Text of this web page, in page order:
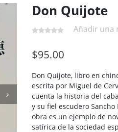
Don Quijote
Añadir una
$95.00
Don Quijote, libro en
escrita por Miguel de
cuenta la historia del
y su fiel escudero Sancho
obra es un ejemplo de
satírica de la sociedad